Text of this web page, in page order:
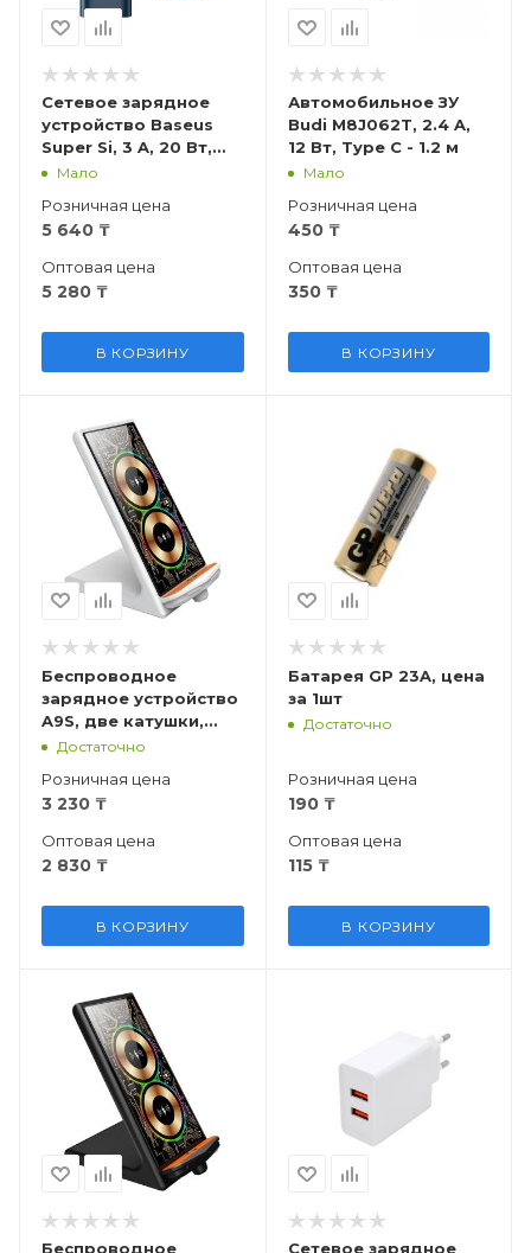
Сетевое зарядное
устройство Baseus
Super Si, 3 A, 20 Вт,
USB Type C - Lightning
Мало
Розничная цена
5 640 ₸
Оптовая цена
5 280 ₸
В КОРЗИНУ
Автомобильное ЗУ
Budi M8J062T, 2.4 A,
12 Вт, Type C - 1.2 м
Мало
Розничная цена
450₸
Оптовая цена
350₸
В КОРЗИНУ
Беспроводное
зарядное устройство
A9S, две катушки,
белая
Достаточно
Розничная цена
3 230 ₸
Оптовая цена
2 830 ₸
В КОРЗИНУ
Батарея GP 23A, цена
за 1шт
Достаточно
Розничная цена
190₸
Оптовая цена
115₸
В КОРЗИНУ
Беспроводное Сетевое зарядное